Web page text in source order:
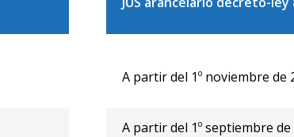
A partir del 1º noviembre de
A partir del 1º septiembre de